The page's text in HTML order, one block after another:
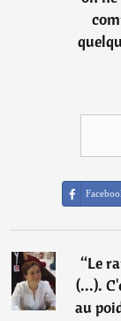
“Le
(...).
au